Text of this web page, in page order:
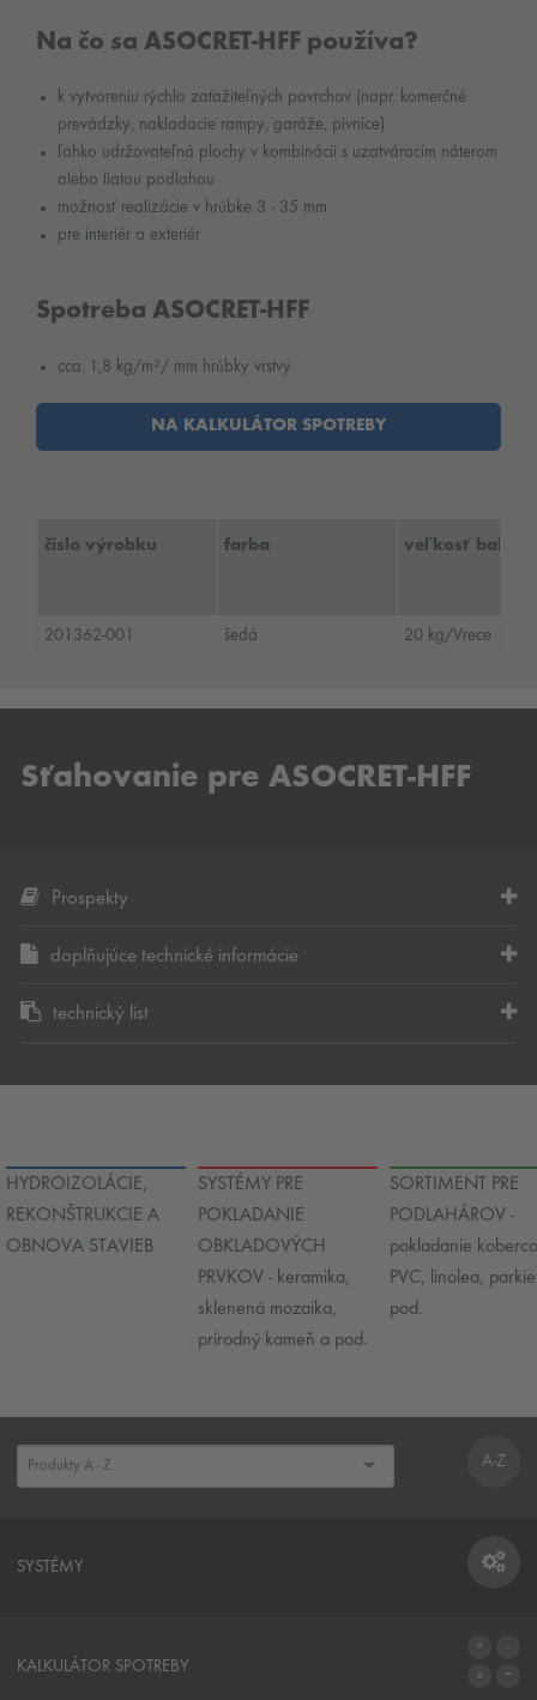
Na čo sa ASOCRET-HFF používa?
k vytvoreniu rýchlo zaťažiteľných povrchov (napr. komerčné
prevádzky, nakladacie rampy, garáže, pivnice)
ľahko udržovateľná plochy v kombinácii s uzatváracím náterom
alebo liatou podlahou
možnosť realizácie v hrúbke 3 - 35 mm
pre interiér a exteriér
Spotreba ASOCRET-HFF
cca. 1,8 kg/m²/ mm hrúbky vrstvy
NA KALKULÁTOR SPOTREBY
číslo výrobku farba veľkosť balenia
201362-001 šedá 20 kg/Vrece
Sťahovanie pre ASOCRET-HFF
Prospekty
doplňujúce technické informácie
technický list
HYDROIZOLÁCIE,
REKONŠTRUKCIE A
OBNOVA STAVIEB
SYSTÉMY PRE
POKLADANIE
OBKLADOVÝCH
PRVKOV - keramika,
sklenená mozaika,
prírodný kameň a pod.
SORTIMENT PRE
PODLAHÁROV -
pokladanie
PVC, linolea,
pod.
A-Z
SYSTÉMY
KALKULÁTOR SPOTREBY